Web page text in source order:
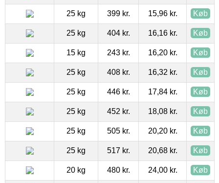
25 kg 399 kr. 15,96 kr. Køb
25 kg 404 kr. 16,16 kr. Køb
15 kg 243 kr. 16,20 kr. Køb
25 kg 408 kr. 16,32 kr. Køb
25 kg 446 kr. 17,84 kr. Køb
25 kg 452 kr. 18,08 kr. Køb
25 kg 505 kr. 20,20 kr. Køb
25 kg 517 kr. 20,68 kr. Køb
20 kg 480 kr. 24,00 kr. Køb